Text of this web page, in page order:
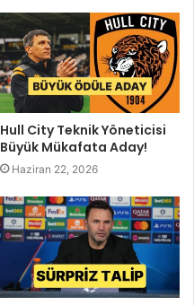
Hull City Teknik Yöneticisi
Büyük Mükafata Aday!
Haziran 22, 2026